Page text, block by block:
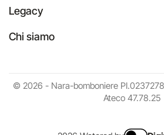
Legacy
Chi siamo
© 2026 - Nara-bomboniere
Ateco 47.78.25